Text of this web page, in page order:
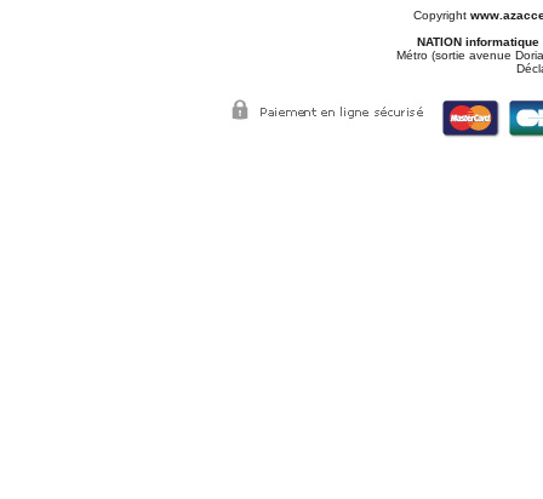
Copyright
NATION informatique
Métro (sortie avenue